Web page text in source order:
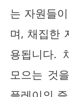
는 자원들
며, 채집한
용됩니다.
모으는 것